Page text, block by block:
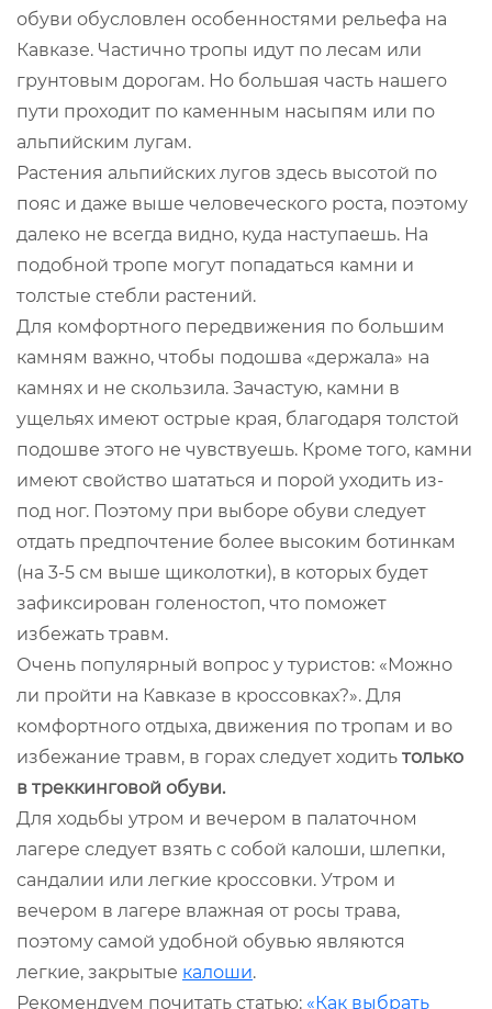
обуви обусловлен особенностями рельефа на
Кавказе. Частично тропы идут по лесам или
грунтовым дорогам. Но большая часть нашего
пути проходит по каменным насыпям или по
альпийским лугам.
Растения альпийских лугов здесь высотой по
пояс и даже выше человеческого роста, поэтому
далеко не всегда видно, куда наступаешь. На
подобной тропе могут попадаться камни и
толстые стебли растений.
Для комфортного передвижения по большим
камням важно, чтобы подошва «держала» на
камнях и не скользила. Зачастую, камни в
ущельях имеют острые края, благодаря толстой
подошве этого не чувствуешь. Кроме того, камни
имеют свойство шататься и порой уходить из-
под ног. Поэтому при выборе обуви следует
отдать предпочтение более высоким ботинкам
(на 3-5 см выше щиколотки), в которых будет
зафиксирован голеностоп, что поможет
избежать травм.
Очень популярный вопрос у туристов: «Можно
ли пройти на Кавказе в кроссовках?». Для
комфортного отдыха, движения по тропам и во
избежание травм, в горах следует ходить только
в треккинговой обуви.
Для ходьбы утром и вечером в палаточном
лагере следует взять с собой калоши, шлепки,
сандалии или легкие кроссовки. Утром и
вечером в лагере влажная от росы трава,
поэтому самой удобной обувью являются
легкие, закрытые калоши.
Рекомендуем почитать статью: «Как выбрать